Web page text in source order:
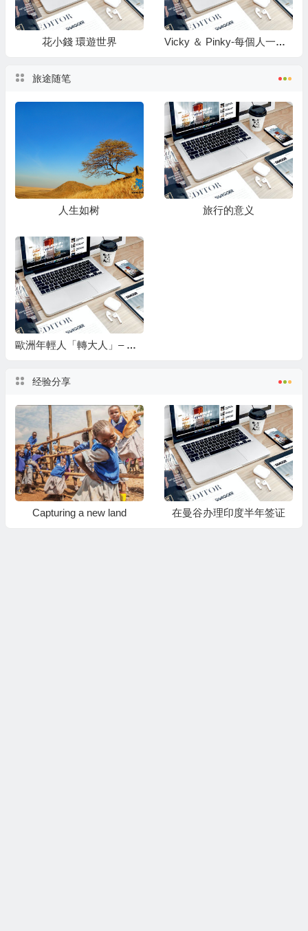
花小錢 環遊世界 Vicky ＆ Pinky-每個人一定要有夢想，並且想辦法讓美夢成真
旅途随笔
人生如树 旅行的意义
歐洲年輕人「轉大人」– 壯遊 (Grand Tour)
经验分享
Capturing a new land 在曼谷办理印度半年签证